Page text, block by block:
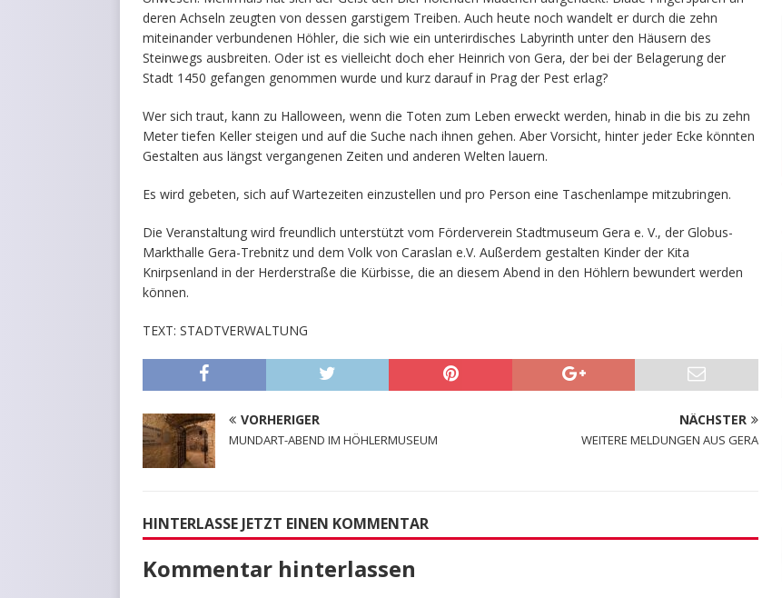
deren Achseln zeugten von dessen garstigem Treiben. Auch heute noch wandelt er durch die zehn
miteinander verbundenen Höhler, die sich wie ein unterirdisches Labyrinth unter den Häusern des
Steinwegs ausbreiten. Oder ist es vielleicht doch eher Heinrich von Gera, der bei der Belagerung der
Stadt 1450 gefangen genommen wurde und kurz darauf in Prag der Pest erlag?
Wer sich traut, kann zu Halloween, wenn die Toten zum Leben erweckt werden, hinab in die bis zu zehn
Meter tiefen Keller steigen und auf die Suche nach ihnen gehen. Aber Vorsicht, hinter jeder Ecke könnten
Gestalten aus längst vergangenen Zeiten und anderen Welten lauern.
Es wird gebeten, sich auf Wartezeiten einzustellen und pro Person eine Taschenlampe mitzubringen.
Die Veranstaltung wird freundlich unterstützt vom Förderverein Stadtmuseum Gera e. V., der Globus-
Markthalle Gera-Trebnitz und dem Volk von Caraslan e.V. Außerdem gestalten Kinder der Kita
Knirpsenland in der Herderstraße die Kürbisse, die an diesem Abend in den Höhlern bewundert werden
können.
TEXT: STADTVERWALTUNG
VORHERIGER
MUNDART-ABEND IM HÖHLERMUSEUM
NÄCHSTER
WEITERE MELDUNGEN AUS GERA
HINTERLASSE JETZT EINEN KOMMENTAR
Kommentar hinterlassen